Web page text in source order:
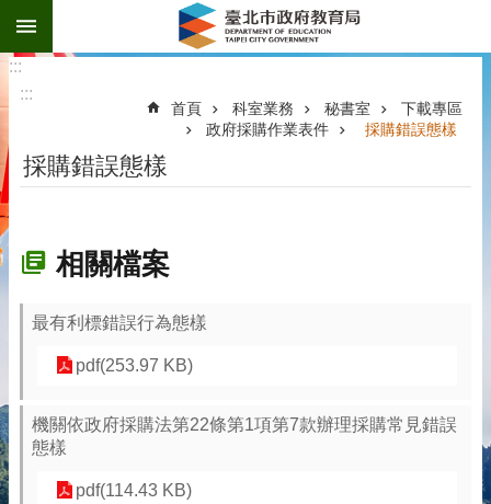
跳到主要內容區塊
:::
:::
首頁 科室業務 秘書室
下載專區
政府採購作業表件
採購錯誤態樣
採購錯誤態樣
相關檔案
最有利標錯誤行為態樣
pdf(253.97 KB)
機關依政府採購法第22條第1項第7款辦理採購常見錯誤
態樣
pdf(114.43 KB)